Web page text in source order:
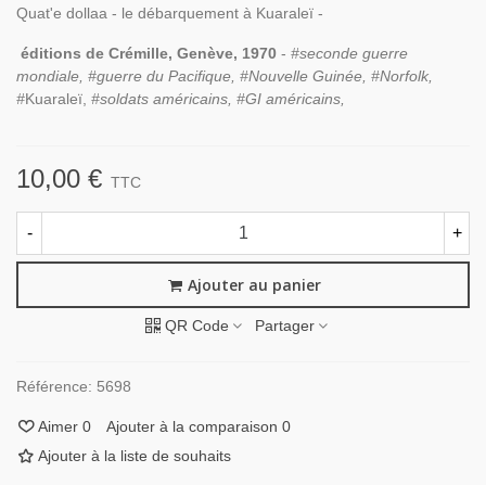
Quat'e dollaa - le débarquement à Kuaraleï -
éditions de Crémille, Genève, 1970 - #seconde guerre
mondiale, #guerre du Pacifique, #Nouvelle Guinée, #Norfolk,
#Kuaraleï, #soldats américains, #GI américains,
10,00 € TTC
- +
Ajouter au panier
QR Code Partager
Référence: 5698
Aimer 0 Ajouter à la comparaison 0
Ajouter à la liste de souhaits